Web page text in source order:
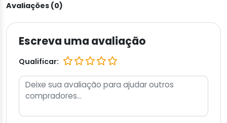
Avaliações (0)
Escreva uma avaliação
Qualificar: